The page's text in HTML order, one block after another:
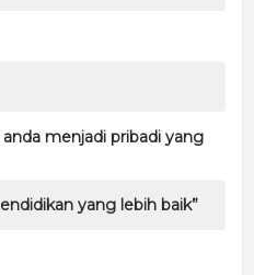
menjadi pribadi yang
yang lebih baik”